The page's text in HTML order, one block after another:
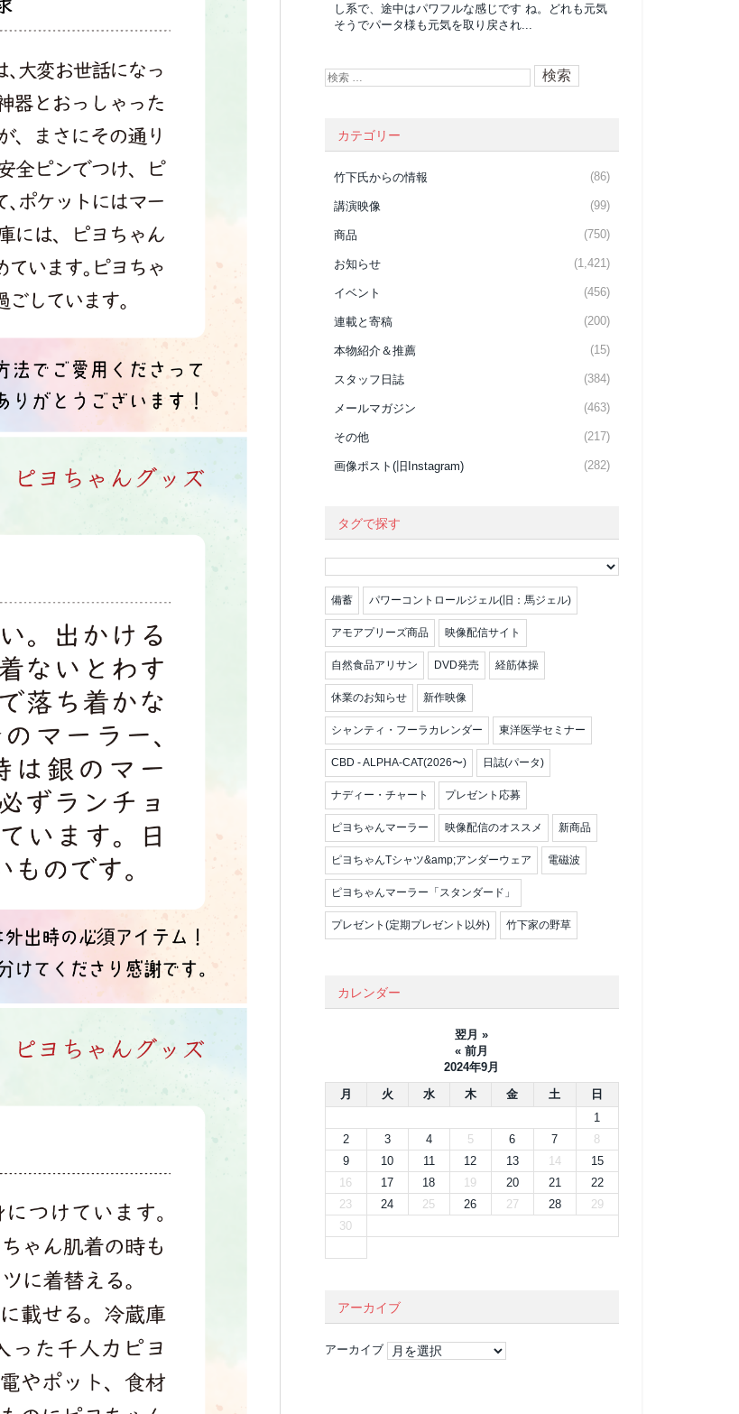
し系で、途中はパワフルな感じです ね。どれも元気
そうでパータ様も元気を取り戻され...
カテゴリー
竹下氏からの情報 (86)
講演映像 (99)
商品 (750)
お知らせ (1,421)
イベント (456)
連載と寄稿 (200)
本物紹介＆推薦 (15)
スタッフ日誌 (384)
メールマガジン (463)
その他 (217)
画像ポスト(旧Instagram) (282)
タグで探す
備蓄 パワーコントロールジェル(旧：馬ジェル)
アモアプリーズ商品 映像配信サイト
自然食品アリサン DVD発売 経筋体操
休業のお知らせ 新作映像
シャンティ・フーラカレンダー 東洋医学セミナー
CBD - ALPHA-CAT(2026〜) 日誌(パータ)
ナディー・チャート プレゼント応募
ピヨちゃんマーラー 映像配信のオススメ 新商品
ピヨちゃんTシャツ&amp;アンダーウェア 電磁波
ピヨちゃんマーラー「スタンダード」
プレゼント(定期プレゼント以外) 竹下家の野草
カレンダー
翌月 »
« 前月
2024年9月
月
火 水 木 金 土
日
1
2
3 4 5 6 7
8
9
10 11 12 13 14
15
16
17 18 19 20 21
22
23
24 25 26 27 28
29
30
アーカイブ
アーカイブ